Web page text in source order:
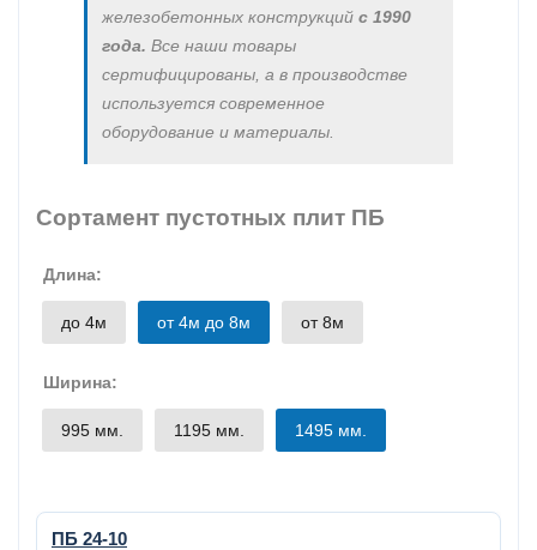
железобетонных конструкций с 1990
года. Все наши товары
сертифицированы, а в производстве
используется современное
оборудование и материалы.
Сортамент пустотных плит ПБ
Длина:
до 4м от 4м до 8м от 8м
Ширина:
995 мм. 1195 мм. 1495 мм.
ПБ 24-10